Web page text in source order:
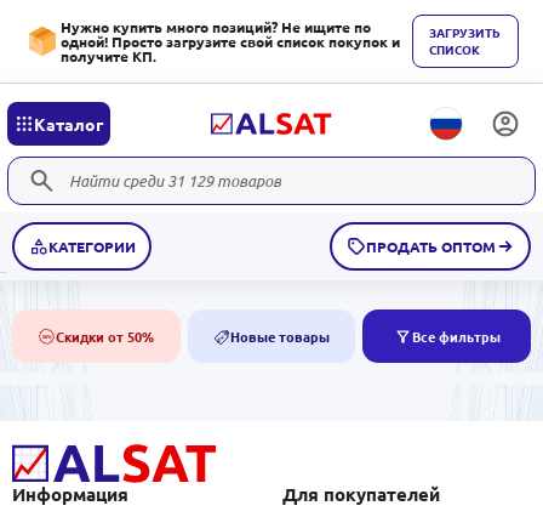
Нужно купить много позиций? Не ищите по
одной! Просто загрузите свой список покупок и
получите КП.
ЗАГРУЗИТЬ
СПИСОК
Каталог
КАТЕГОРИИ ПРОДАТЬ ОПТОМ
50% Скидки от 50% NEW Новые товары Все фильтры
Информация Для покупателей